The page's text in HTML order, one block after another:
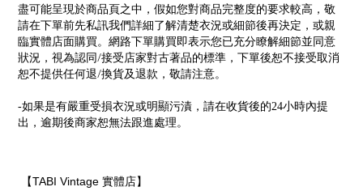
盡可能呈現於商品頁之中，假如您對商品完整度的要求較高，敬
請在下單前先私訊我們詳細了解清楚衣況或細節後再決定，或親
臨實體店面購買。網路下單購買即表示您已充分瞭解細節並同意
狀況，視為認同 /接受店家對古著品的標準，下單後恕不接受取消
恕不提供任何退/換貨及退款，敬請注意。
-如果是有嚴重受損衣況或明顯污漬，請在收貨後的24小時內提
出，逾期後商家恕無法跟進處理。
【TABI Vintage 實體店】